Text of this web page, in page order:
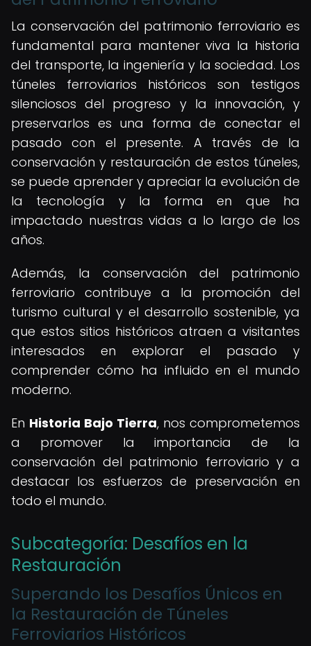
La conservación del patrimonio ferroviario es
fundamental para mantener viva la historia
del transporte, la ingeniería y la sociedad. Los
túneles ferroviarios históricos son testigos
silenciosos del progreso y la innovación, y
preservarlos es una forma de conectar el
pasado con el presente. A través de la
conservación y restauración de estos túneles,
se puede aprender y apreciar la evolución de
la tecnología y la forma en que ha
impactado nuestras vidas a lo largo de los
años.
Además, la conservación del patrimonio
ferroviario contribuye a la promoción del
turismo cultural y el desarrollo sostenible, ya
que estos sitios históricos atraen a visitantes
interesados en explorar el pasado y
comprender cómo ha influido en el mundo
moderno.
En Historia Bajo Tierra, nos comprometemos
a promover la importancia de la
conservación del patrimonio ferroviario y a
destacar los esfuerzos de preservación en
todo el mundo.
Subcategoría: Desafíos en la
Restauración
Superando los Desafíos Únicos en
la Restauración de Túneles
Ferroviarios Históricos